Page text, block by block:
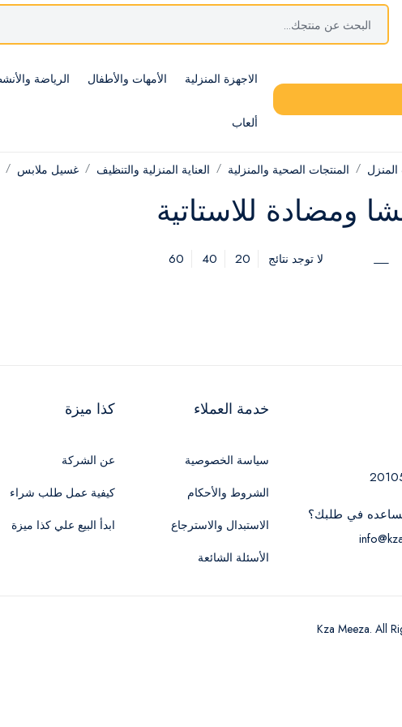
الاجهزة المنزلية الأمهات والأطفال الرياضة
ألعاب
المنتجات الصحية والمنزلية العناية المنزلية والتنظيف غسيل ملابس
ومضادة للاستاتية
لا توجد نتائج 20
40
60
في طلبك؟
خدمة العملاء
سياسة الخصوصية
الشروط والأحكام
الاستبدال والاسترجاع
الأسئلة الشائعة
كذا ميزة
عن الشركة
كيفية عمل طلب شراء
ابدأ البيع علي كذا ميزة